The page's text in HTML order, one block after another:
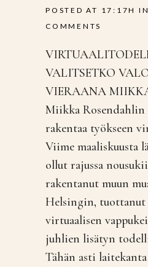
POSTED AT 17:17H
COMMENTS
VALITSETKO
VIERAANA
Miikka Rosendahlin
rakentaa työkseen
Viime maaliskuusta
ollut rajussa
rakentanut muun
Helsingin, tuottanut
virtuaalisen
juhlien lisätyn
Tähän asti